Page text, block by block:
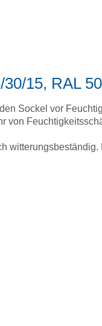
15, RAL
Sockel vor
von